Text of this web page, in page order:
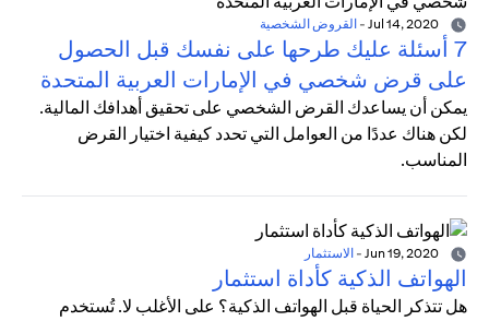
- القروض الشخصية
7 أسئلة عليك طرحها على نفسك قبل الحصول
على قرض شخصي في الإمارات العربية المتحدة
يمكن أن يساعدك القرض الشخصي على تحقيق أهدافك المالية.
لكن هناك عددًا من العوامل التي تحدد كيفية اختيار القرض
المناسب.
- الاستثمار
الهواتف الذكية كأداة استثمار
هل تتذكر الحياة قبل الهواتف الذكية؟ على الأغلب لا. تُستخدم